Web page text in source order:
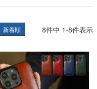
新着順 8件中 1-8件表示